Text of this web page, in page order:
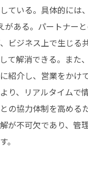
ている。具体的には
がある。パートナー
ビジネス上で生じる
て解消できる。また
紹介し、営業をかけ
り、リアルタイムで
の協力体制を高める
が不可欠であり、管
。